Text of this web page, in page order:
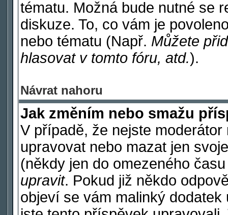
tématu. Možná bude nutné se
diskuze. To, co vám je
nebo tématu (Např. Můžete
hlasovat v tomto fóru, atd.).
Návrat nahoru
Jak změním nebo smažu
V případě, že nejste
upravovat nebo mazat jen
(někdy jen do omezeného
upravit. Pokud již někdo
objeví se vám malinký